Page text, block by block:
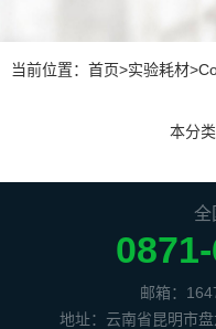
当前位置： 首页>实验耗材>
本分
全
邮箱：
地址：云南省昆明市